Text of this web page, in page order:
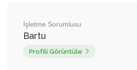
İşletme Sorumlusu
Bartu
Profili Görüntüle